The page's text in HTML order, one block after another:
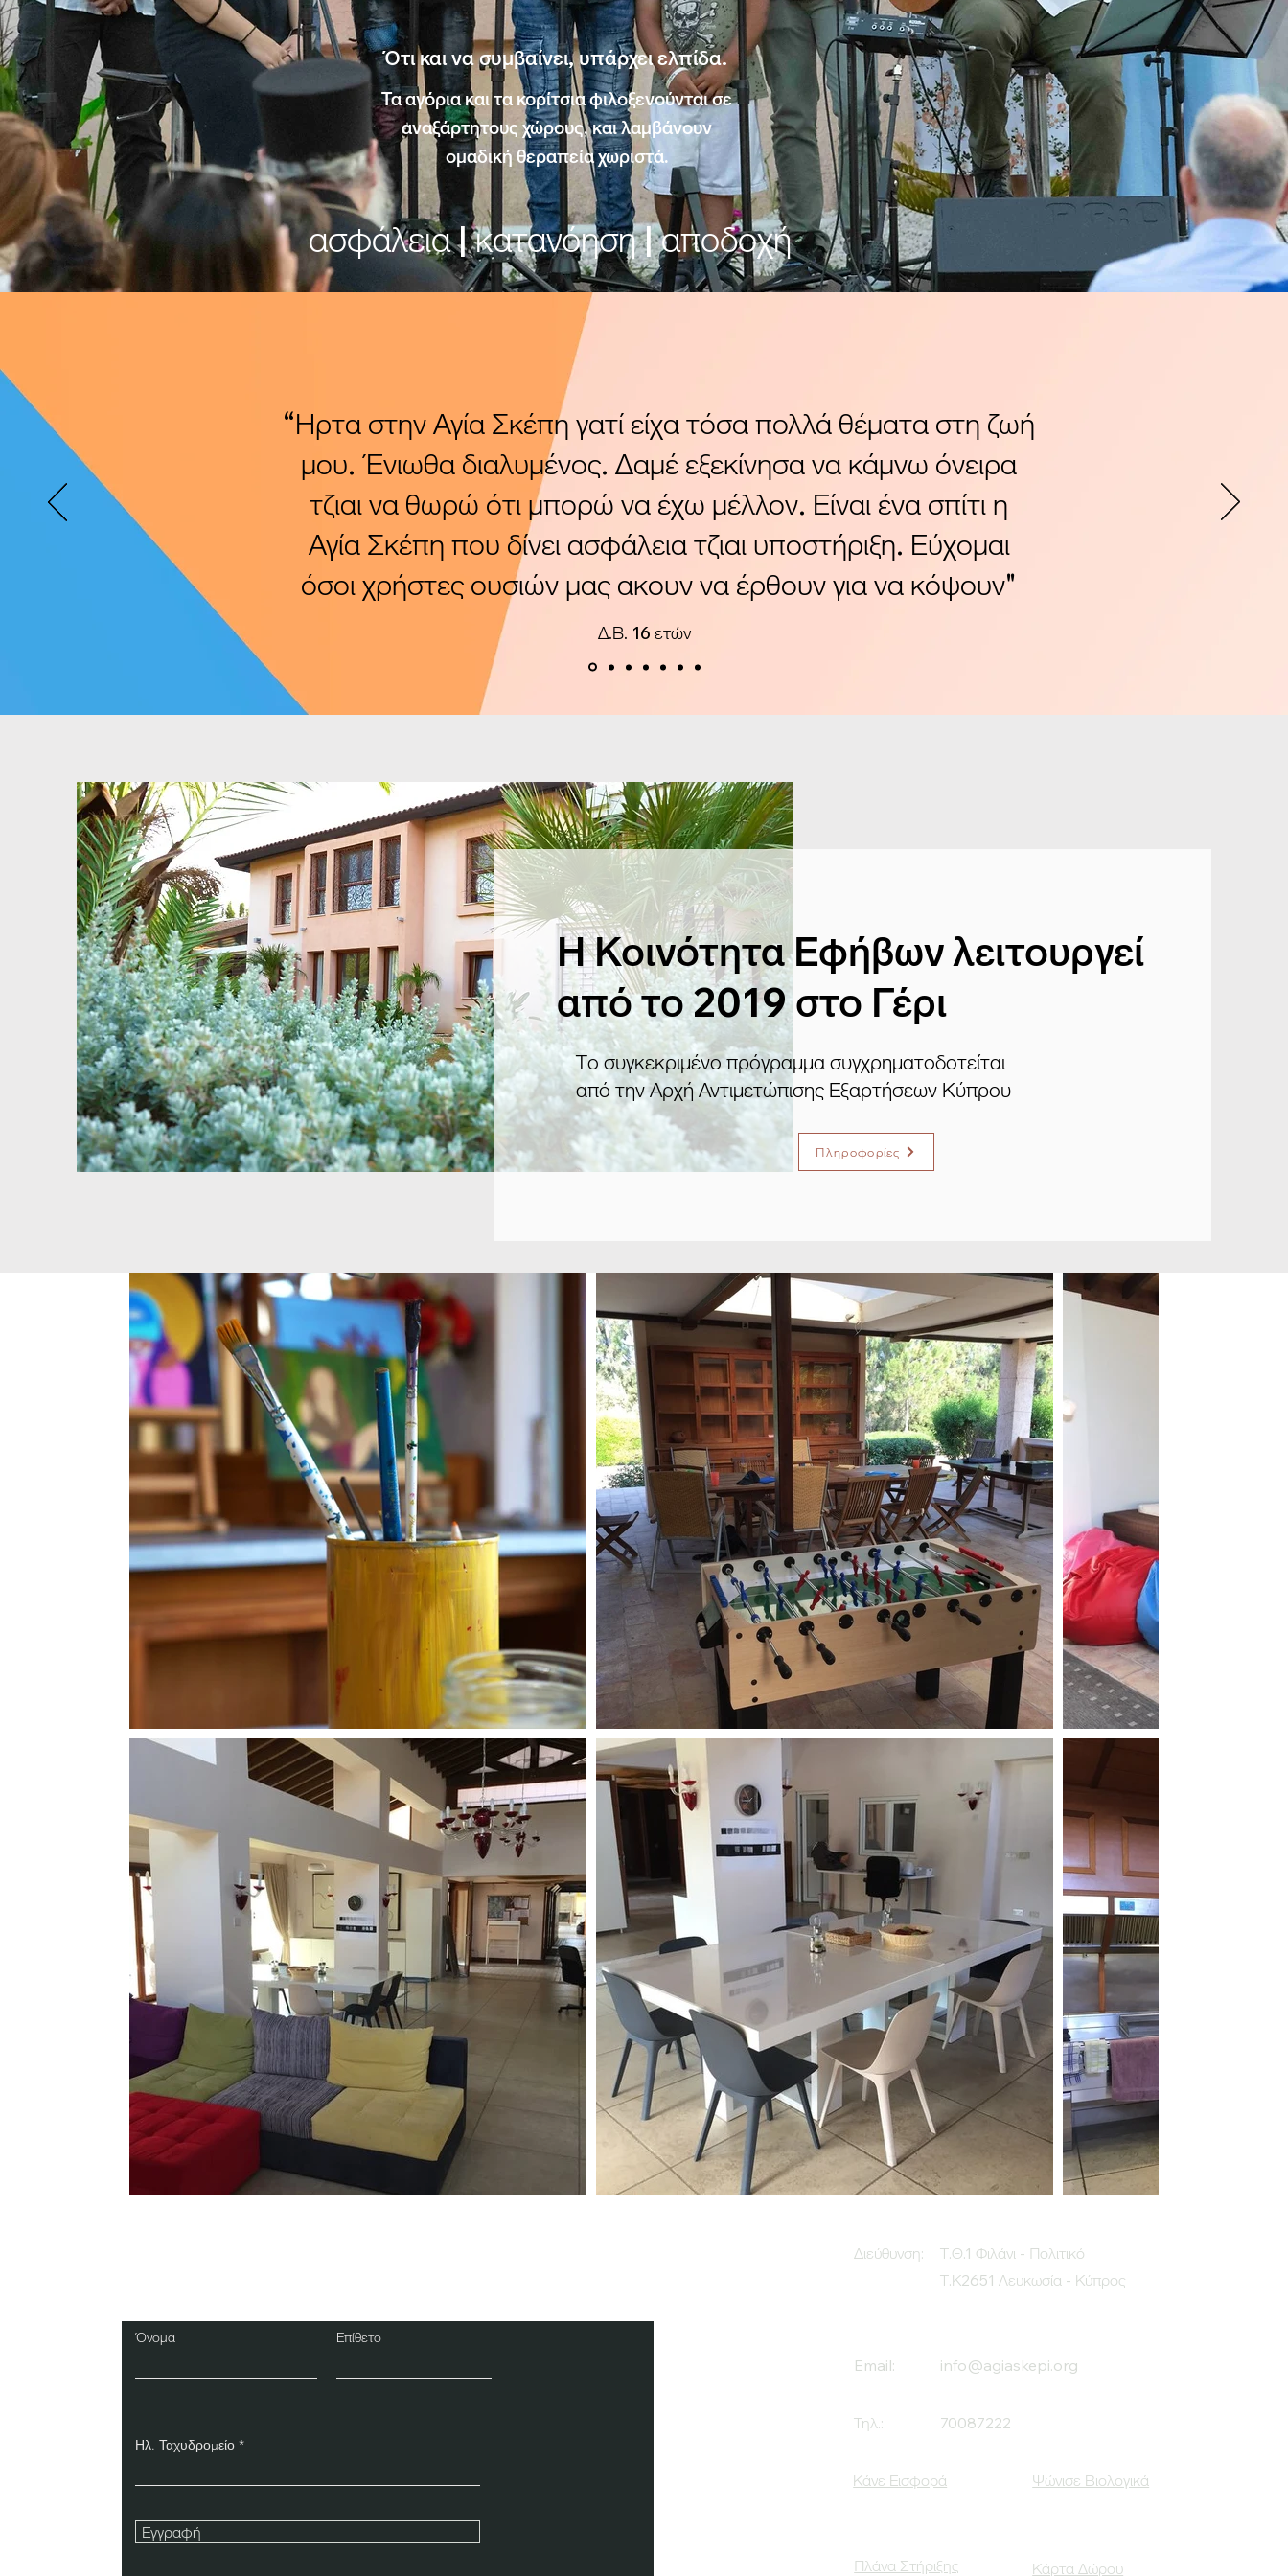
Ότι και να συμβαίνει, υπάρχει ελπίδα.
Τα αγόρια και τα κορίτσια φιλοξενούνται σε
αναξάρτητους χώρους, και λαμβάνουν
ομαδική θεραπεία χωριστά.
ασφάλεια | κατανόηση | αποδοχή
“Ηρτα στην Αγία Σκέπη γατί είχα τόσα πολλά θέματα στη ζωή
μου. Ένιωθα διαλυμένος. Δαμέ εξεκίνησα να κάμνω όνειρα
τζιαι να θωρώ ότι μπορώ να έχω μέλλον. Είναι ένα σπίτι η
Αγία Σκέπη που δίνει ασφάλεια τζιαι υποστήριξη. Εύχομαι
όσοι χρήστες ουσιών μας ακουν να έρθουν για να κόψουν"
Δ.Β. 16 ετών
Η Κοινότητα Εφήβων λειτουργεί
από το 2019 στο Γέρι
Το συγκεκριμένο πρόγραμμα συγχρηματοδοτείται
από την Αρχή Αντιμετώπισης Εξαρτήσεων Κύπρου
Πληροφορίες
Όνομα Επίθετο
Ηλ. Ταχυδρομείο
Εγγραφή
Διεύθυνση:
Τ.Θ.1 Φιλάνι - Πολιτικό
Τ.Κ2651 Λευκωσία - Κύπρος
Email: info@agiaskepi.org
Τηλ.: 70087222
Κάνε Εισφορά Ψώνισε Βιολογικά
Πλάνα Στήριξης Κάρτα Δώρου